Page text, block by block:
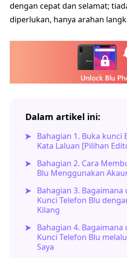
dengan cepat dan selamat;
diperlukan, hanya arahan
Dalam artikel ini:
Bahagian 1. Buka kunci
Kata Laluan [Pilihan
Bahagian 2. Cara
Blu Menggunakan
Bahagian 3.
Kunci Telefon Blu
Kilang
Bahagian 4.
Kunci Telefon Blu
Saya